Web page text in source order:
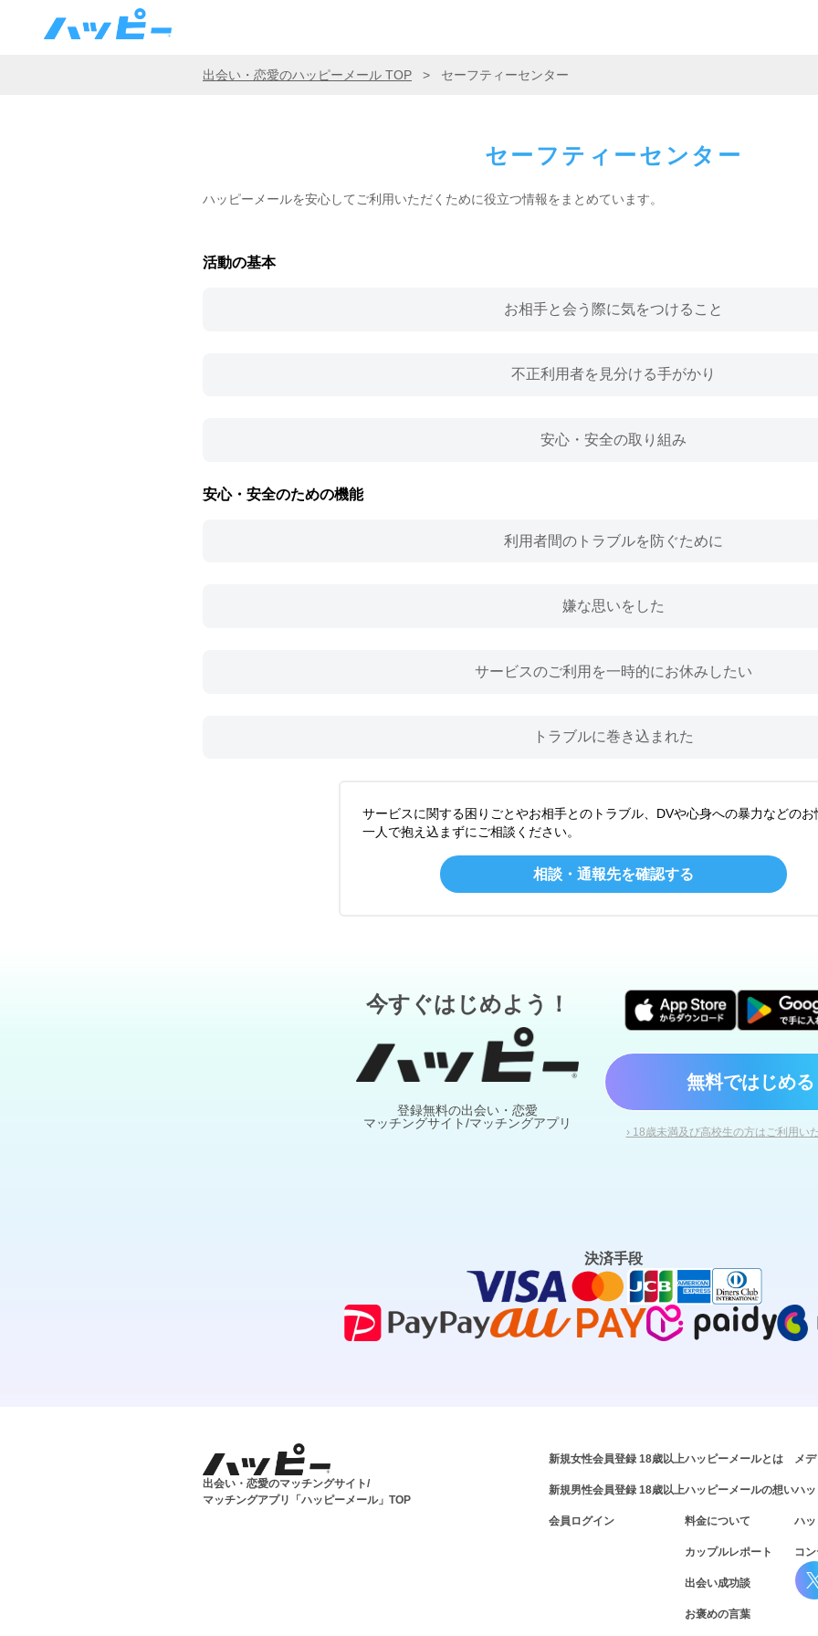
出会い・恋愛のハッピーメール TOP > セーフティーセンター
セーフティーセンター
ハッピーメールを安心してご利用いただくために役立つ情報をまとめています。
活動の基本
お相手と会う際に気をつけること
不正利用者を見分ける手がかり
安心・安全の取り組み
安心・安全のための機能
利用者間のトラブルを防ぐために
嫌な思いをした
サービスのご利用を一時的にお休みしたい
トラブルに巻き込まれた
サービスに関する困りごとやお相手とのトラブル、DVや心身への暴力などのお
一人で抱え込まずにご相談ください。
相談・通報先を確認する
今すぐはじめよう！
登録無料の出会い・恋愛
マッチングサイト/マッチングアプリ
無料ではじめる
› 18歳未満及び高校生の方はご利用い
決済手段
出会い・恋愛のマッチングサイト/
マッチングアプリ「ハッピーメール」TOP
新規女性会員登録 18歳以上
新規男性会員登録 18歳以上
会員ログイン
ハッピーメールとは
ハッピーメールの想い
料金について
カップルレポート
出会い成功談
お褒めの言葉
メ
ハ
ハ
コ